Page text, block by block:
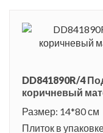
DD841890R/4
коричневый
Размер: 14*80 см
Плиток в